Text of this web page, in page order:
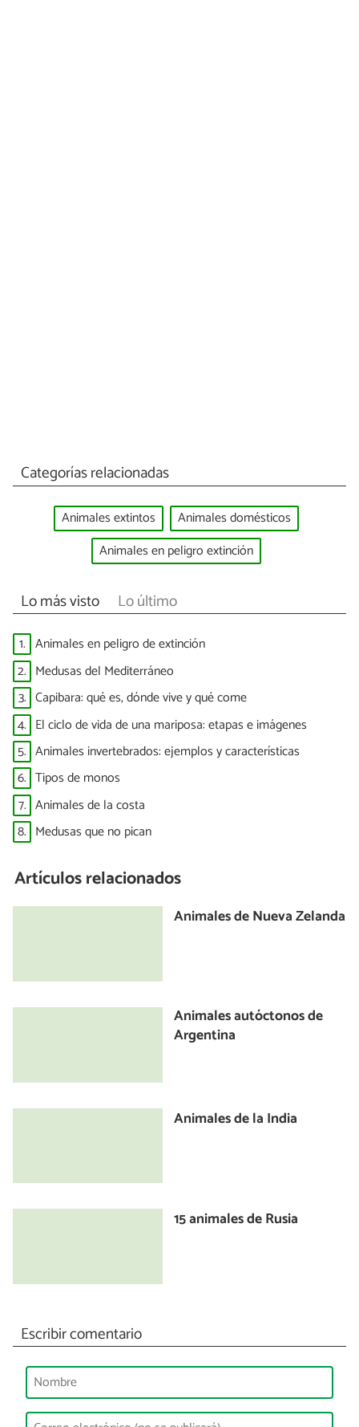
Categorías relacionadas
Animales extintos
Animales domésticos
Animales en peligro extinción
Lo más visto Lo último
1. Animales en peligro de extinción
2. Medusas del Mediterráneo
3. Capibara: qué es, dónde vive y qué come
4. El ciclo de vida de una mariposa: etapas e imágenes
5. Animales invertebrados: ejemplos y características
6. Tipos de monos
7. Animales de la costa
8. Medusas que no pican
Artículos relacionados
Animales de Nueva Zelanda
Animales autóctonos de
Argentina
Animales de la India
15 animales de Rusia
Escribir comentario